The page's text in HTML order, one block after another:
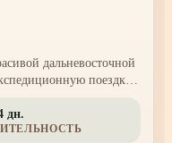
дальневосточной
поездку:
дн.